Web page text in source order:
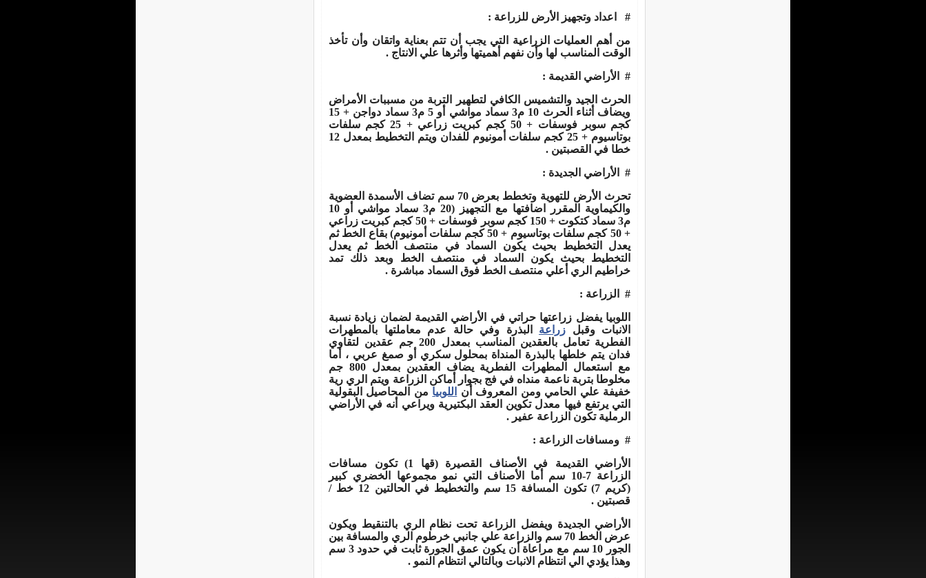
#
اعداد وتجهيز الأرض للزراعة :
من أهم العمليات الزراعية التي يجب أن تتم بعناية واتقان وأن تأخذ
الوقت المناسب لها وأن نفهم أهميتها وأثرها علي الانتاج .
#
الأراضي القديمة :
الحرث الجيد والتشميس الكافي لتطهير التربة من مسببات الأمراض
ويضاف أثناء الحرث 10 م
3 سماد مواشي أو 5 م 3
سماد دواجن + 15
كجم سوبر فوسفات + 50 كجم كبريت زراعي + 25 كجم سلفات
بوتاسيوم + 25 كجم سلفات أمونيوم للفدان ويتم التخطيط بمعدل 12
خطا في القصبتين .
#
الأراضي الجديدة :
تحرث الأرض للتهوية وتخطط بعرض 70 سم تضاف الأسمدة العضوية
والكيماوية المقرر اضافتها مع التجهيز (20 م
3
سماد مواشي أو 10
م3
سماد كتكوت + 150 كجم سوبر فوسفات + 50 كجم كبريت زراعي
+ 50 كجم سلفات بوتاسيوم + 50 كجم سلفات أمونيوم) بقاع الخط ثم
يعدل التخطيط بحيث يكون السماد في منتصف الخط ثم يعدل
التخطيط بحيث يكون السماد في منتصف الخط وبعد ذلك تمد
خراطيم الري أعلي منتصف الخط فوق السماد مباشرة .
#
الزراعة :
اللوبيا يفضل زراعتها حراتي في الأراضي القديمة لضمان زيادة نسبة
الانبات وقبل زراعة البذرة وفي حالة عدم معاملتها بالمطهرات
الفطرية تعامل بالعقدين المناسب بمعدل 200 جم عقدين لتقاوي
فدان يتم خلطها بالبذرة المنداة بمحلول سكري أو صمغ عربي ، أما
مع استعمال المطهرات الفطرية يضاف العقدين بمعدل 800 جم
مخلوطا بتربة ناعمة منداه في فج بجوار أماكن الزراعة ويتم الري رية
خفيفة علي الحامي ومن المعروف أن
اللوبيا من المحاصيل البقولية
التي يرتفع فيها معدل تكوين العقد البكتيرية ويراعي أنه في الأراضي
الرملية تكون الزراعة عفير .
# ومسافات الزراعة :
الأراضي القديمة في الأصناف القصيرة (قها 1) تكون مسافات
الزراعة 7-10 سم أما الأصناف التي نمو مجموعها الخضري كبير
(كريم 7) تكون المسافة 15 سم والتخطيط في الحالتين 12 خط /
قصبتين .
الأراضي الجديدة ويفضل الزراعة تحت نظام الري بالتنقيط ويكون
عرض الخط 70 سم والزراعة علي جانبي خرطوم الري والمسافة بين
الجور 10 سم مع مراعاة أن يكون عمق الجورة ثابت في حدود 3 سم
وهذا يؤدي الي انتظام الانبات وبالتالي انتظام النمو .